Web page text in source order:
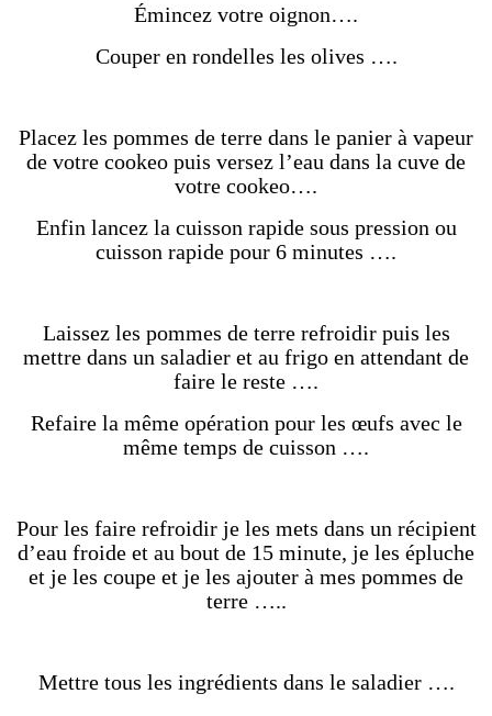
Émincez votre oignon….
Couper en rondelles les olives ….
Placez les pommes de terre dans le panier à vapeur
de votre cookeo puis versez l’eau dans la cuve de
votre cookeo….
Enfin lancez la cuisson rapide sous pression ou
cuisson rapide pour 6 minutes ….
Laissez les pommes de terre refroidir puis les
mettre dans un saladier et au frigo en attendant de
faire le reste ….
Refaire la même opération pour les œufs avec le
même temps de cuisson ….
Pour les faire refroidir je les mets dans un récipient
d’eau froide et au bout de 15 minute, je les épluche
et je les coupe et je les ajouter à mes pommes de
terre …..
Mettre tous les ingrédients dans le saladier ….